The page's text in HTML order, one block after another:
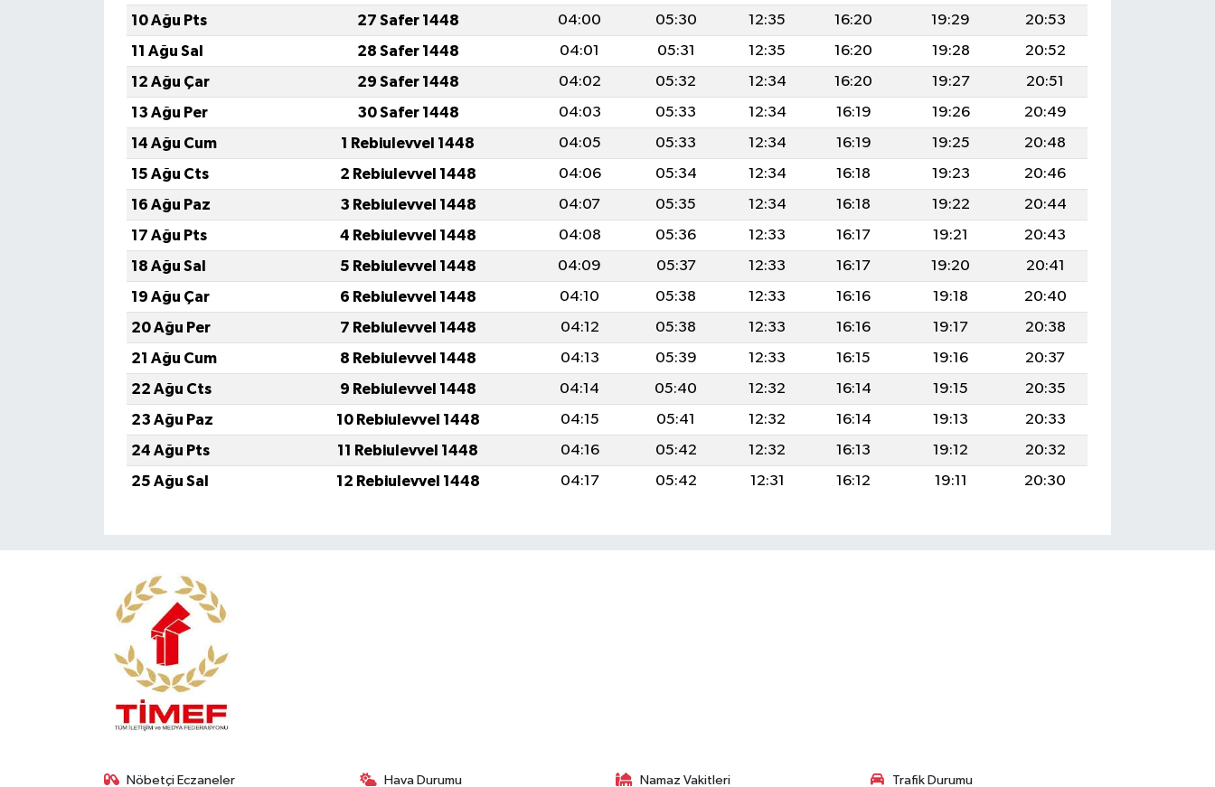
10 Ağu Pts
27 Safer 1448 04:00 05:30 12:35 16:20 19:29
20:53
11 Ağu Sal
28 Safer 1448 04:01 05:31 12:35 16:20 19:28
20:52
12 Ağu Çar
29 Safer 1448 04:02 05:32 12:34 16:20 19:27
20:51
13 Ağu Per
30 Safer 1448 04:03 05:33 12:34 16:19 19:26
20:49
14 Ağu Cum
1 Rebiulevvel 1448 04:05 05:33 12:34 16:19 19:25
20:48
15 Ağu Cts
2 Rebiulevvel 1448 04:06 05:34 12:34 16:18 19:23
20:46
16 Ağu Paz
3 Rebiulevvel 1448 04:07 05:35 12:34 16:18 19:22
20:44
17 Ağu Pts
4 Rebiulevvel 1448 04:08 05:36 12:33 16:17 19:21
20:43
18 Ağu Sal
5 Rebiulevvel 1448 04:09 05:37 12:33 16:17 19:20
20:41
19 Ağu Çar
6 Rebiulevvel 1448 04:10 05:38 12:33 16:16 19:18
20:40
20 Ağu Per
7 Rebiulevvel 1448 04:12 05:38 12:33 16:16 19:17
20:38
21 Ağu Cum
8 Rebiulevvel 1448 04:13 05:39 12:33 16:15 19:16
20:37
22 Ağu Cts
9 Rebiulevvel 1448 04:14 05:40 12:32 16:14 19:15
20:35
23 Ağu Paz
10 Rebiulevvel 1448 04:15 05:41 12:32 16:14 19:13
20:33
24 Ağu Pts
11 Rebiulevvel 1448 04:16 05:42 12:32 16:13 19:12
20:32
25 Ağu Sal
12 Rebiulevvel 1448 04:17 05:42 12:31 16:12 19:11 20:30
Nöbetçi Eczaneler Hava Durumu Namaz Vakitleri Trafik Durumu